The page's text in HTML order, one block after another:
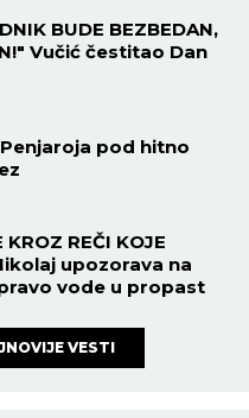
BUDE BEZBEDAN,
Vučić čestitao Dan
Penjaroja pod hitno
KROZ REČI KOJE
upozorava na
vode u propast
VESTI